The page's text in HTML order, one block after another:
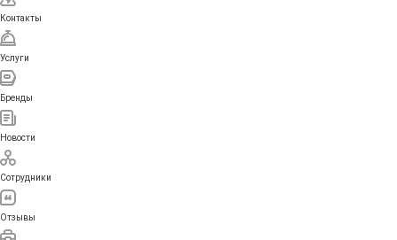
Контакты
Услуги
Бренды
Новости
Сотрудники
Отзывы